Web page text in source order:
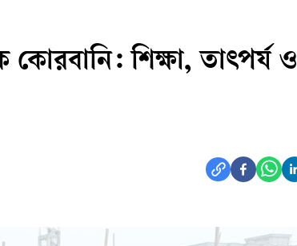
শিক্ষা, তাৎপর্য ও